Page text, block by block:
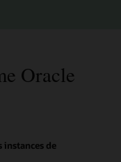
Oracle
instances de